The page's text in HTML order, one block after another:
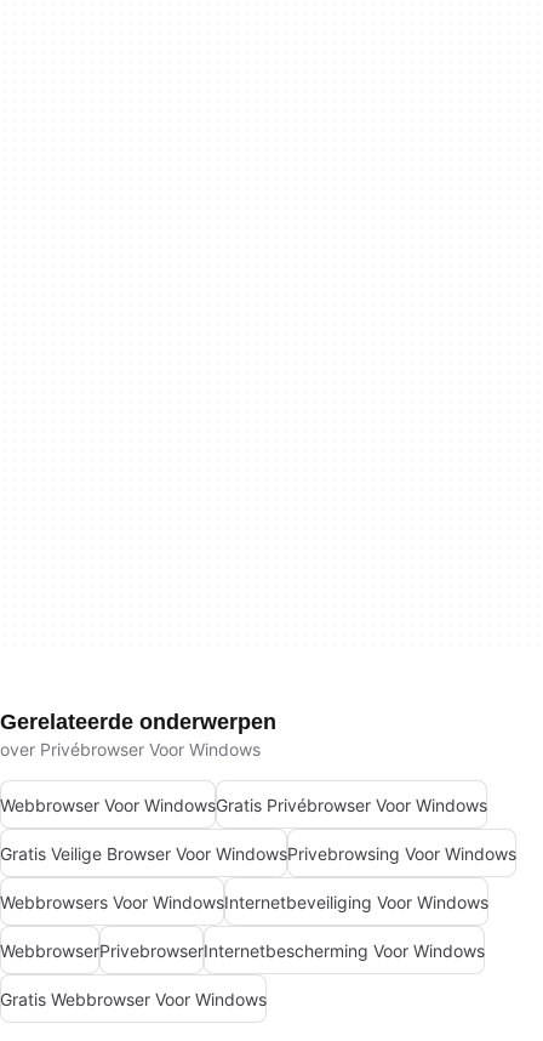
Gerelateerde onderwerpen
over Privébrowser Voor Windows
Webbrowser Voor WindowsGratis Privébrowser Voor Windows
Gratis Veilige Browser Voor WindowsPrivebrowsing Voor Windows
Webbrowsers Voor WindowsInternetbeveiliging Voor Windows
WebbrowserPrivebrowserInternetbescherming Voor Windows
Gratis Webbrowser Voor Windows